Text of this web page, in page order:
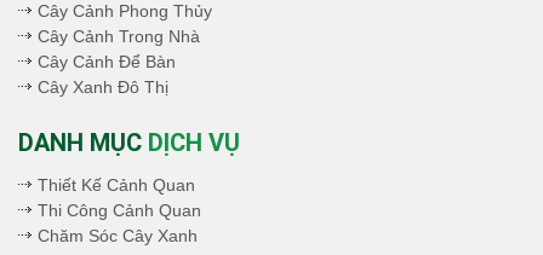
Cây Cảnh Phong Thủy
Cây Cảnh Trong Nhà
Cây Cảnh Để Bàn
Cây Xanh Đô Thị
DANH MỤC DỊCH VỤ
Thiết Kế Cảnh Quan
Thi Công Cảnh Quan
Chăm Sóc Cây Xanh